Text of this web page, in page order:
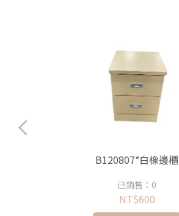
B120807*白橡邊櫃
已銷售：0
NT$600